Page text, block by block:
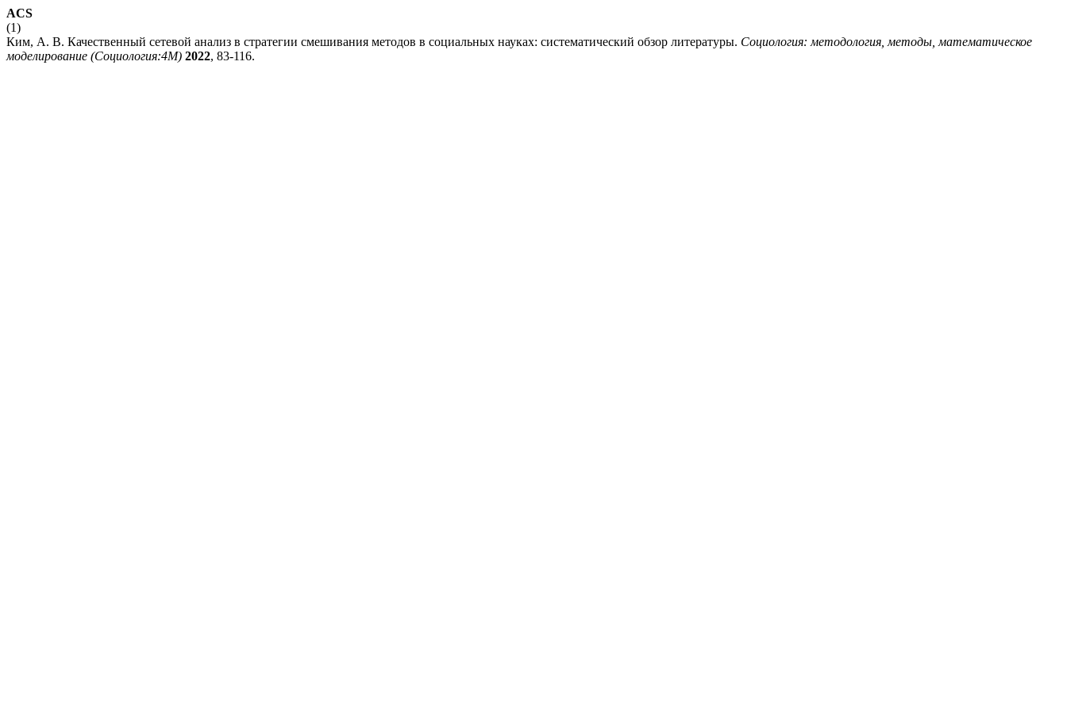
ACS
(1)
Ким, А. В. Качественный сетевой анализ в стратегии смешивания методов в социальных науках: систематический обзор литературы. Социология: методология, методы, математическое
моделирование (Социология:4М) 2022, 83-116.